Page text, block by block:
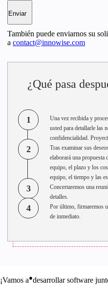
También puede enviarnos su
a contact@innowise.com
¿Qué pasa
1
Una vez recibida y
usted para detallarle las
confidencialidad.
2
Tras examinar sus
elaborará una propuesta
equipo, el plazo y los
equipo, el tiempo y las
3
Concertaremos una
detalles.
4
Por último, firmaremos
de inmediato.
¡Vamos a●desarrollar software